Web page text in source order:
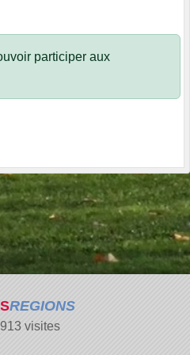
participer aux
REGIONS
visites